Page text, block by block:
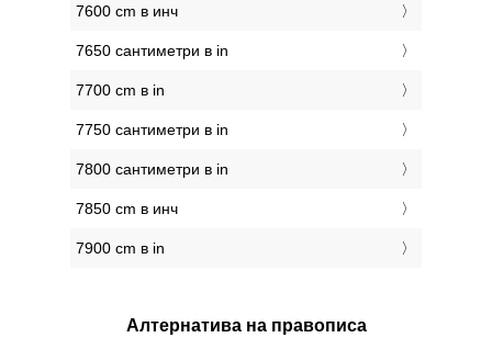
7600 cm в инч
7650 сантиметри в in
7700 cm в in
7750 сантиметри в in
7800 сантиметри в in
7850 cm в инч
7900 cm в in
Алтернатива на правописа